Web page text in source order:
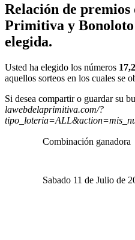
Relación de premios
Primitiva y Bonoloto
elegida.
Usted ha elegido los números
aquellos sorteos en los cuales se
Si desea compartir o guardar su
lawebdelaprimitiva.com/?
Combinación ganadora
Sabado 11 de Julio de